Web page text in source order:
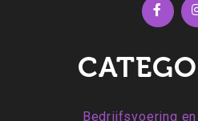
Bedrijfsvoering